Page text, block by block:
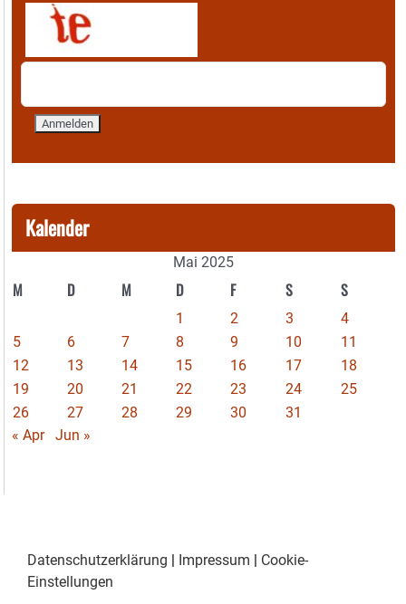
Kalender
Mai 2025
M D M D F S S
1 2 3
4
5
6 7 8 9 10
11
12
13 14 15 16 17
18
19
20 21 22 23 24
25
26
27 28 29 30
31
« Apr
Jun »
Datenschutzerklärung | Impressum | Cookie-
Einstellungen